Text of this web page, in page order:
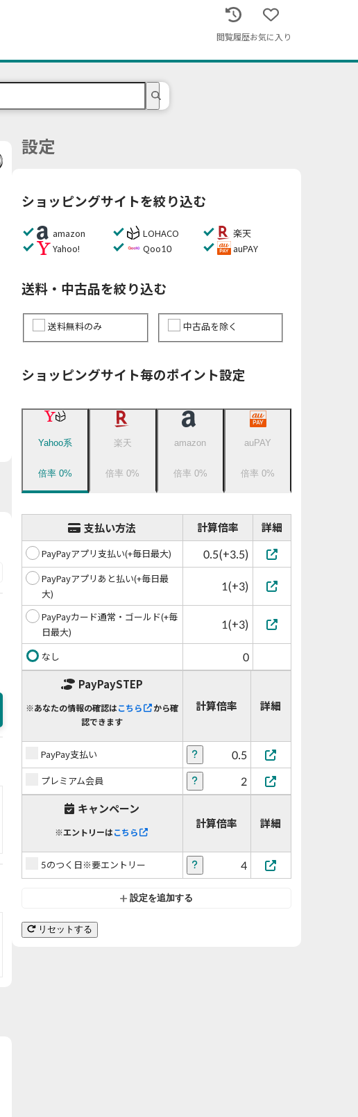
閲覧履歴お気に入り
設定
ショッピングサイトを絞り込む
amazon LOHACO
楽天
Yahoo!
Qoo10 auPAY
送料・中古品を絞り込む
送料無料のみ 中古品を除く
ショッピングサイト毎のポイント設定
Yahoo系
倍率0%
楽天
倍率0%
amazon
倍率 0%
auPAY
倍率0%
支払い方法 計算倍率 詳細
PayPayアプリ支払い(+毎日最大) 0.5(+3.5)
PayPayアプリあと払い(+毎日最
大)
1(+3)
PayPayカード通常・ゴールド(+毎
日最大)
1(+3)
なし 0
PayPaySTEP
※あなたの情報の確認はこちら
から確
認できます
計算倍率 詳細
PayPay支払い 0.5
プレミアム会員 2
キャンペーン
※エントリーはこちら
計算倍率 詳細
5のつく日※要エントリー 4
設定を追加する
リセットする